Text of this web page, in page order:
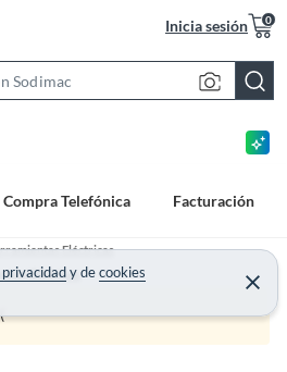
Inicia sesión 0
c
B
a
Compra Telefónica Facturación
ydecookies
Eléctricas
Eléctricas